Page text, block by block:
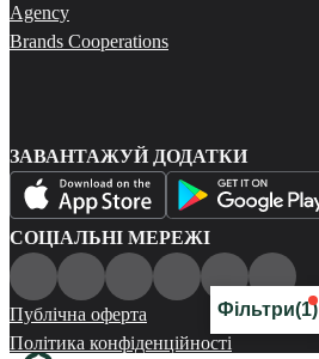
Фільтри(1)
Agency
Brands Cooperations
ЗАВАНТАЖУЙ ДОДАТКИ
СОЦІАЛЬНІ МЕРЕЖІ
Публічна оферта
Політика конфіденційності